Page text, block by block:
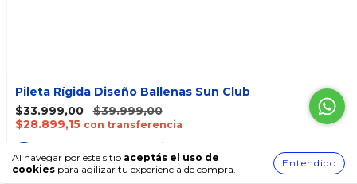
Al navegar por este sitio aceptás el uso de
cookies para agilizar tu experiencia de compra.
Entendido
Pileta Rígida Diseño Ballenas Sun Club
$33.999,00
$39.999,00
$28.899,15 con transferencia